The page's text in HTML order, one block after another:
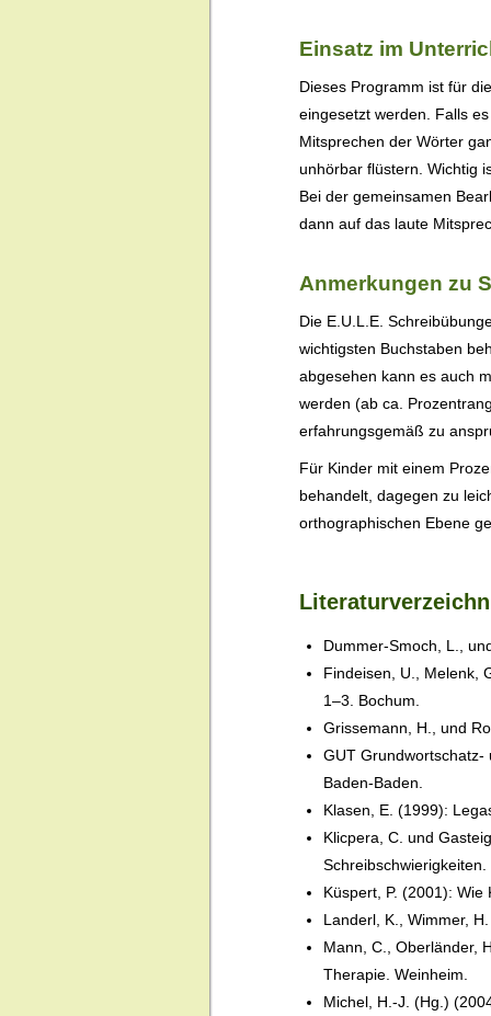
Einsatz im
Dieses Programm ist für
eingesetzt werden. Falls
Mitsprechen der Wörter
unhörbar flüstern. Wichtig
Bei der gemeinsamen
dann auf das laute
Anmerkungen zu
Die E.U.L.E.
wichtigsten Buchstaben
abgesehen kann es auch
werden (ab ca.
erfahrungsgemäß zu
Für Kinder mit einem
behandelt, dagegen zu
orthographischen Ebene
Dummer-Smoch, L.,
Findeisen, U., Melenk,
1–3. Bochum.
Grissemann, H., und
GUT
Baden-Baden.
Klasen, E. (1999):
Klicpera, C. und
Schreibschwierigkeiten.
Küspert, P. (2001):
Landerl, K., Wimmer,
Mann, C., Oberländer,
Therapie. Weinheim.
Michel, H.-J. (Hg.)